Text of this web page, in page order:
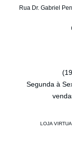
Rua Dr. Gabriel
Segunda à
LOJA